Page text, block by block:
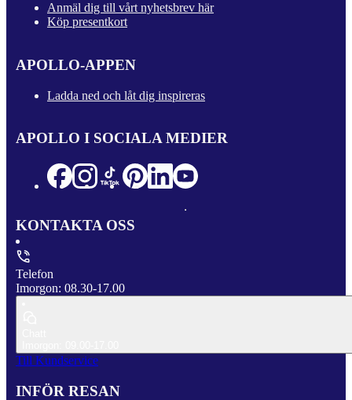
Anmäl dig till vårt nyhetsbrev här
Köp presentkort
APOLLO-APPEN
Ladda ned och låt dig inspireras
APOLLO I SOCIALA MEDIER
KONTAKTA OSS
Telefon
Imorgon: 08.30-17.00
Till Kundservice
INFÖR RESAN